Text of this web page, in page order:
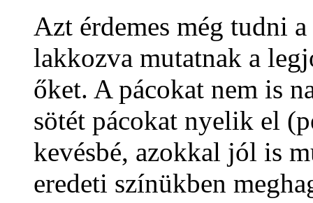
Azt érdemes még tudni
lakkozva mutatnak a
őket. A pácokat nem is
sötét pácokat nyelik el
kevésbé, azokkal jól is
eredeti színükben